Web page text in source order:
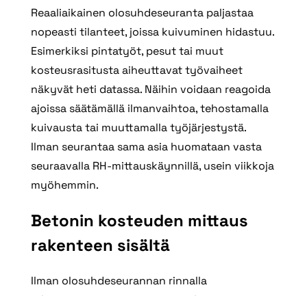
Reaaliaikainen olosuhdeseuranta paljastaa
nopeasti tilanteet, joissa kuivuminen hidastuu.
Esimerkiksi pintatyöt, pesut tai muut
kosteusrasitusta aiheuttavat työvaiheet
näkyvät heti datassa. Näihin voidaan reagoida
ajoissa säätämällä ilmanvaihtoa, tehostamalla
kuivausta tai muuttamalla työjärjestystä.
Ilman seurantaa sama asia huomataan vasta
seuraavalla RH‑mittauskäynnillä, usein viikkoja
myöhemmin.
Betonin kosteuden mittaus
rakenteen sisältä
Ilman olosuhdeseurannan rinnalla